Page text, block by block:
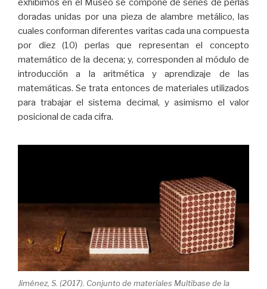
exhibimos en el Museo se compone de series de perlas
doradas unidas por una pieza de alambre metálico, las
cuales conforman diferentes varitas cada una compuesta
por diez (10) perlas que representan el concepto
matemático de la decena; y, corresponden al módulo de
introducción a la aritmética y aprendizaje de las
matemáticas. Se trata entonces de materiales utilizados
para trabajar el sistema decimal, y asimismo el valor
posicional de cada cifra.
Jiménez, S. (2017). Conjunto de materiales Multibase de la